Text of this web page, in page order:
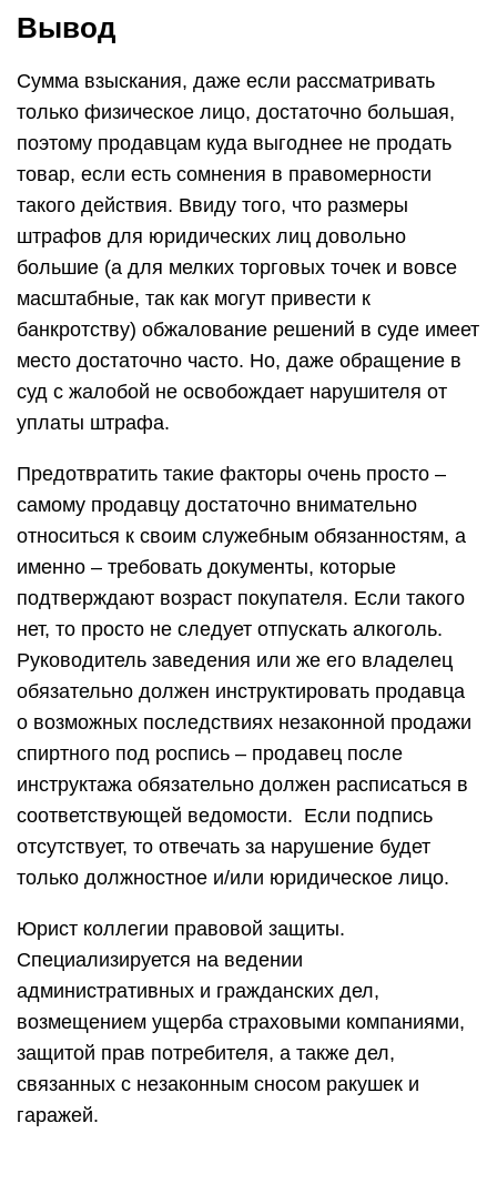
Вывод
Сумма взыскания, даже если рассматривать
только физическое лицо, достаточно большая,
поэтому продавцам куда выгоднее не продать
товар, если есть сомнения в правомерности
такого действия. Ввиду того, что размеры
штрафов для юридических лиц довольно
большие (а для мелких торговых точек и вовсе
масштабные, так как могут привести к
банкротству) обжалование решений в суде имеет
место достаточно часто. Но, даже обращение в
суд с жалобой не освобождает нарушителя от
уплаты штрафа.
Предотвратить такие факторы очень просто –
самому продавцу достаточно внимательно
относиться к своим служебным обязанностям, а
именно – требовать документы, которые
подтверждают возраст покупателя. Если такого
нет, то просто не следует отпускать алкоголь.
Руководитель заведения или же его владелец
обязательно должен инструктировать продавца
о возможных последствиях незаконной продажи
спиртного под роспись – продавец после
инструктажа обязательно должен расписаться в
соответствующей ведомости. Если подпись
отсутствует, то отвечать за нарушение будет
только должностное и/или юридическое лицо.
Юрист коллегии правовой защиты.
Специализируется на ведении
административных и гражданских дел,
возмещением ущерба страховыми компаниями,
защитой прав потребителя, а также дел,
связанных с незаконным сносом ракушек и
гаражей.